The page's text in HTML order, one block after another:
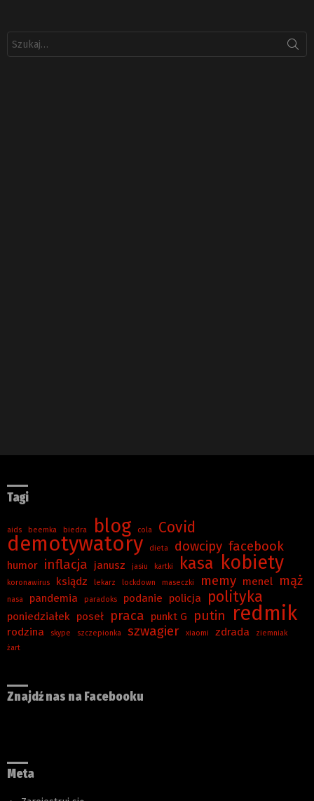
Tagi
aids beemka biedra blog cola Covid
demotywatory dieta dowcipy facebook
humor inflacja janusz jasiu kartki kasa kobiety
koronawirus ksiądz lekarz lockdown maseczki memy menel mąż
nasa pandemia paradoks podanie policja polityka
poniedziałek poseł praca punkt G putin redmik
rodzina skype szczepionka szwagier xiaomi zdrada
ziemniak
żart
Znajdź nas na Facebooku
Meta